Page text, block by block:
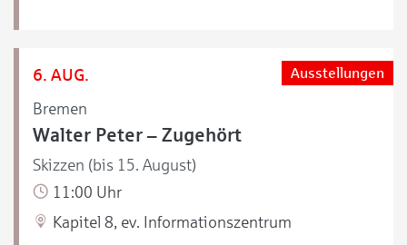
6. AUG.
Bremen
Ausstellungen
Walter Peter – Zugehört
Skizzen (bis 15. August)
11:00 Uhr
Kapitel 8, ev. Informationszentrum